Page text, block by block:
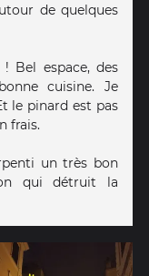
de quelques
Bel espace, des
cuisine. Je
le pinard est pas
frais.
un très bon
qui détruit la